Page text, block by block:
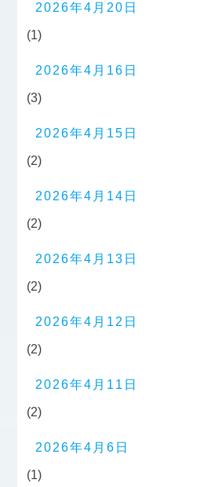
2026年4月20日
(1)
2026年4月16日
(3)
2026年4月15日
(2)
2026年4月14日
(2)
2026年4月13日
(2)
2026年4月12日
(2)
2026年4月11日
(2)
2026年4月6日
(1)